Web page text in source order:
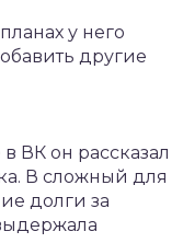
у него
другие
ВК он рассказал
В сложный для
долги за